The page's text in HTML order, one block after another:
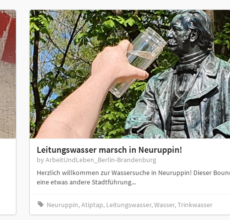
Leitungswasser marsch in Neuruppin!
by ArbeitUndLeben_Berlin-Brandenburg
Herzlich willkommen zur Wassersuche in Neuruppin! Dieser
eine etwas andere Stadtführung...
Neuruppin, Atiptap, Leitungswasser, Wasser, Trinkwasser